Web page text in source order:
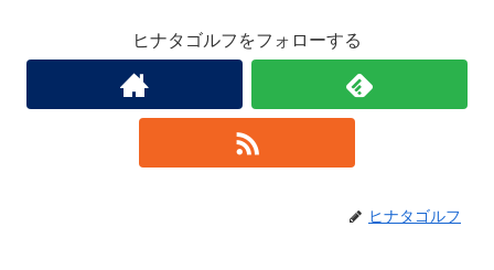
ヒナタゴルフをフォローする
ヒナタゴルフ